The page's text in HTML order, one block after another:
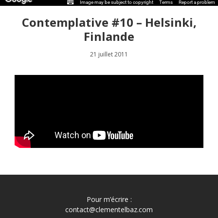
Image may be subject to copyright Terms Report a problem
Contemplative #10 – Helsinki,
Finlande
21 juillet 2011
Pour m’écrire :
contact@clementelbaz.com